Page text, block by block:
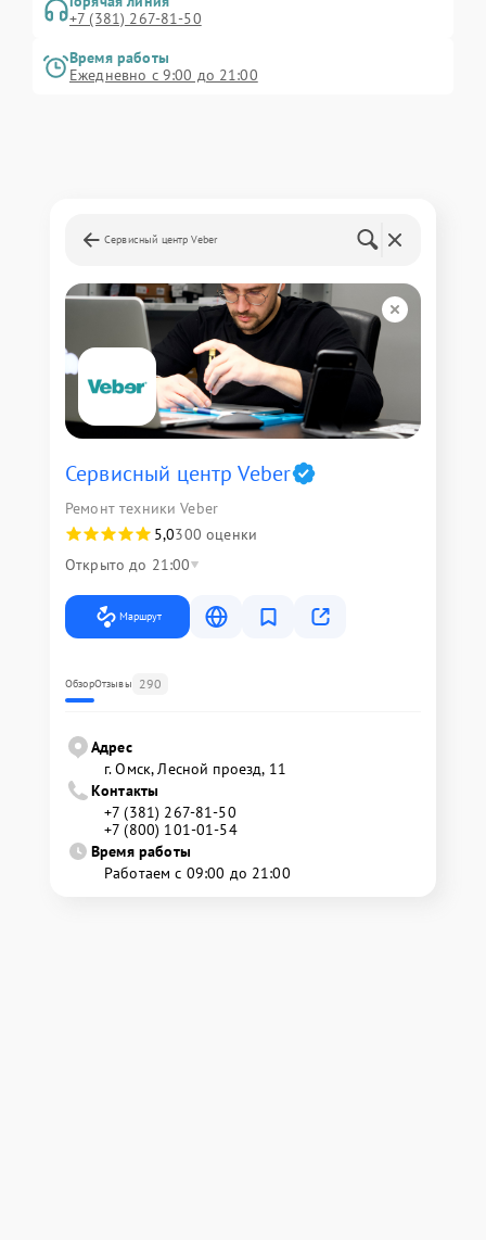
+7 (381) 267-81-50
Время работы
Ежедневно с 9:00 до 21:00
Сервисный центр Veber
Сервисный центр Veber
Ремонт техники Veber
5,0300 оценки
Открыто до 21:00
Маршрут
ОбзорОтзывы 290
Адрес
г. Омск, ​Лесной проезд, 11
Контакты
+7 (381) 267-81-50
+7 (800) 101-01-54
Время работы
Работаем с 09:00 до 21:00